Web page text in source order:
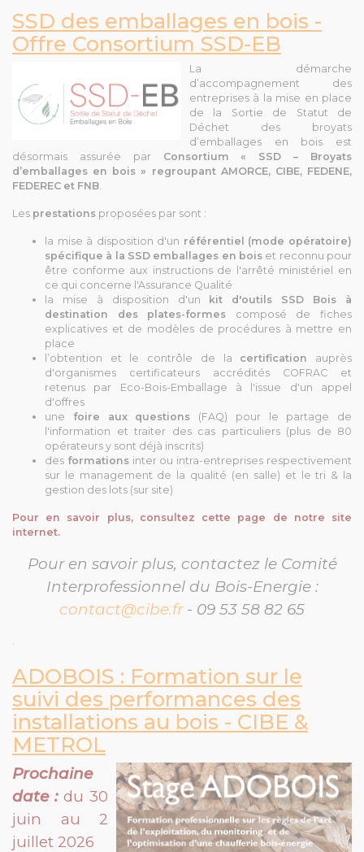
SSD des emballages en bois -
Offre Consortium SSD-EB
La démarche
d’accompagnement des
entreprises à la mise en place
de la Sortie de Statut de
Déchet des broyats
d’emballages en bois est
désormais assurée par Consortium « SSD – Broyats
d’emballages en bois » regroupant AMORCE, CIBE, FEDENE,
FEDEREC et FNB.
Les prestations proposées par sont :
la mise à disposition d'un référentiel
(mode opératoire)
spécifique à la SSD emballages en bois et reconnu pour
être conforme aux instructions de l'arrêté ministériel en
ce qui concerne l'Assurance Qualité
la mise à disposition d'un kit d'outils SSD Bois
à
destination des plates-formes composé de fiches
explicatives et de modèles de procédures à mettre en
place
l’obtention et le contrôle de la certification auprès
d'organismes certificateurs accrédités COFRAC et
retenus par Eco-Bois-Emballage à l'issue d'un appel
d'offres
une foire aux questions (FAQ) pour le partage de
l'information et traiter des cas particuliers (plus de 80
opérateurs y sont déjà inscrits)
des formationsinter ou intra-entreprises respectivement
sur le management de la qualité (en salle) et le tri & la
gestion des lots (sur site)
Pour en savoir plus,consultez cette page de notre site
internet.
Pour en savoir plus, contactez le Comité
Interprofessionnel du Bois-Energie :
contact@cibe.fr- 09 53 58 82 65
.
ADOBOIS : Formation sur le
suivi des performances des
installations au bois - CIBE &
METROL
Prochaine
date : du 30
juin au 2
juillet 2026